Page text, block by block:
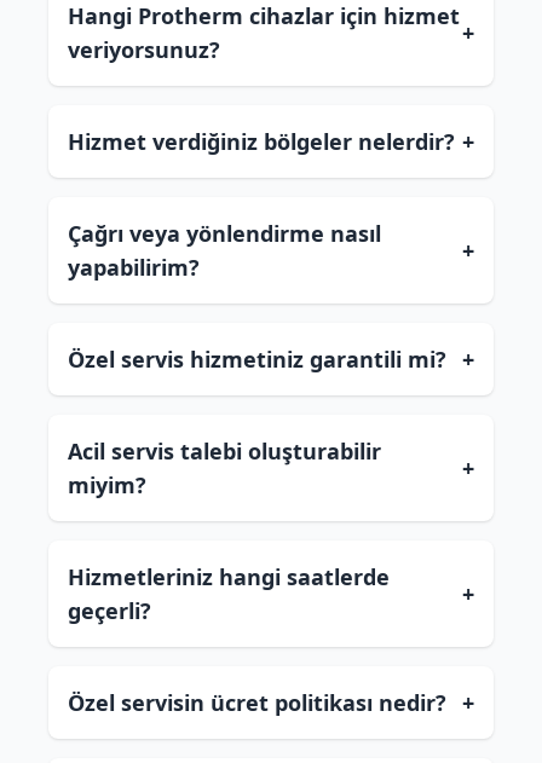
Hangi Protherm cihazlar için hizmet
veriyorsunuz?
+
Hizmet verdiğiniz bölgeler nelerdir? +
Çağrı veya yönlendirme nasıl
yapabilirim?
+
Özel servis hizmetiniz garantili mi? +
Acil servis talebi oluşturabilir
miyim?
+
Hizmetleriniz hangi saatlerde
geçerli?
+
Özel servisin ücret politikası nedir? +